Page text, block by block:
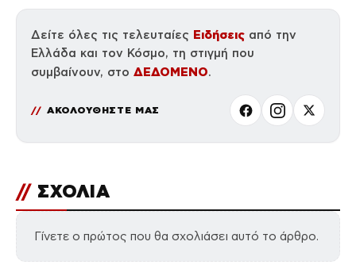
Δείτε όλες τις τελευταίες Ειδήσεις από την
Ελλάδα και τον Κόσμο, τη στιγμή που
συμβαίνουν, στο ΔΕΔΟΜΕΝΟ.
ΑΚΟΛΟΥΘΗΣΤΕ ΜΑΣ
// ΣΧΟΛΙΑ
Γίνετε ο πρώτος που θα σχολιάσει αυτό το άρθρο.